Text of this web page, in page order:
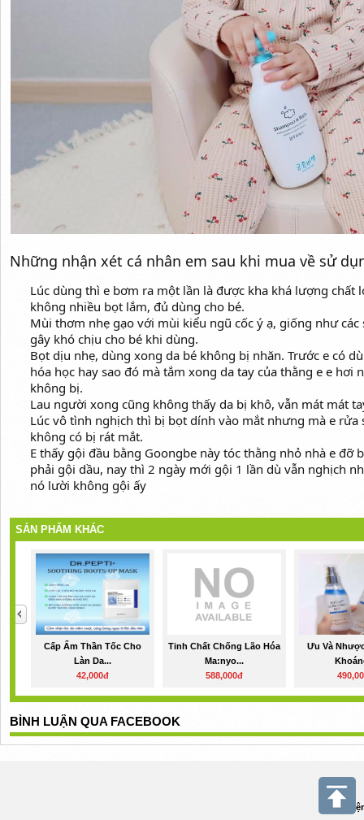
Những nhận xét cá nhân em sau khi mua về sử
Lúc dùng thì e bơm ra một lần là được kha khá lượng chất
không nhiều bọt lắm, đủ dùng cho bé.
Mùi thơm nhẹ gạo với mùi kiểu ngũ cốc ý ạ, giống như
gây khó chịu cho bé khi dùng.
Bọt dịu nhẹ, dùng xong da bé không bị nhăn. Trước e có
hóa học hay sao đó mà tắm xong da tay của thằng e e hơi
không bị.
Lau người xong cũng không thấy da bị khô, vẫn mát mát
Lúc vô tình nghịch thì bị bọt dính vào mắt nhưng mà e rửa
không có bị rát mắt.
E thấy gội đầu bằng Goongbe này tóc thằng nhỏ nhà e đỡ
phải gội dầu, nay thì 2 ngày mới gội 1 lần dù vẫn nghịch
nó lười không gội ấy
SẢN PHẨM KHÁC
Cấp Ẩm Thần Tốc Cho
Làn Da...
42,000đ
Tinh Chất Chống Lão Hóa
Ma:nyo...
588,000đ
Ưu Và
BÌNH LUẬN QUA FACEBOOK